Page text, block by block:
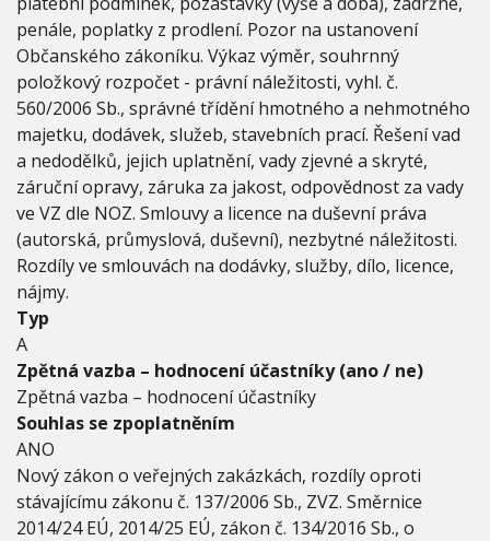
1
6
S
b
.
,
p
r
a
k
t
i
c
k
á
a
p
l
i
k
a
c
e
z
á
penále, poplatky z prodlení. Pozor na ustanovení
Občanského zákoníku. Výkaz výměr, souhrnný
položkový rozpočet - právní náležitosti, vyhl. č.
560/2006 Sb., správné třídění hmotného a nehmotného
majetku, dodávek, služeb, stavebních prací. Řešení vad
a nedodělků, jejich uplatnění, vady zjevné a skryté,
záruční opravy, záruka za jakost, odpovědnost za vady
ve VZ dle NOZ. Smlouvy a licence na duševní práva
(autorská, průmyslová, duševní), nezbytné náležitosti.
Rozdíly ve smlouvách na dodávky, služby, dílo, licence,
nájmy.
Typ
A
Zpětná vazba – hodnocení účastníky (ano / ne)
Zpětná vazba – hodnocení účastníky
Souhlas se zpoplatněním
ANO
Nový zákon o veřejných zakázkách, rozdíly oproti
stávajícímu zákonu č. 137/2006 Sb., ZVZ. Směrnice
2014/24 EÚ, 2014/25 EÚ, zákon č. 134/2016 Sb., o